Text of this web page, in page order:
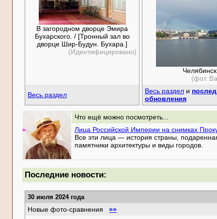
В загородном дворце Эмира
Бухарского. / [Тронный зал во
дворце Шир-Будун. Бухара.]
(Идентифицировано)
Челябинск
(фот.
Весь раздел Весь раздел и
обновления
Что ещё можно посмотреть...
Лица Российской Империи на снимках
Все эти лица — история страны,
памятники архитектуры и виды городов.
Последние новости:
30 июля 2024 года
Новые фото-сравнения »»